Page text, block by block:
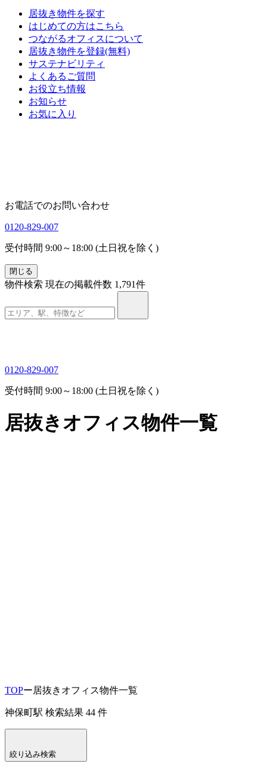
居抜き物件を探す
はじめての方はこちら
つながるオフィスについて
居抜き物件を登録(無料)
サステナビリティ
よくあるご質問
お役立ち情報
お知らせ
お気に入り
お電話でのお問い合わせ
0120-829-007
受付時間 9:00～18:00 (土日祝を除く)
閉じる
物件検索 現在の掲載件数 1,791件
0120-829-007
受付時間 9:00～18:00 (土日祝を除く)
居抜きオフィス物件一覧
TOPー居抜きオフィス物件一覧
神保町駅 検索結果 44 件
絞り込み検索